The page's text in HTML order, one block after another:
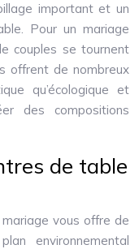
important et un
Pour un mariage
couples se tournent
offrent de nombreux
qu’écologique et
des compositions
de table
vous offre de
environnemental